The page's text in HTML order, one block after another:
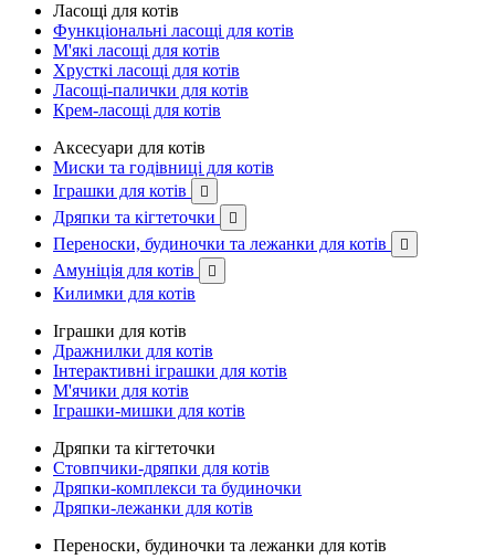
Ласощі для котів
Функціональні ласощі для котів
М'які ласощі для котів
Хрусткі ласощі для котів
Ласощі-палички для котів
Крем-ласощі для котів
Аксесуари для котів
Миски та годівниці для котів
Іграшки для котів

Дряпки та кігтеточки 
Переноски, будиночки та лежанки для котів 
Амуніція для котів 
Килимки для котів
Іграшки для котів
Дражнилки для котів
Інтерактивні іграшки для котів
М'ячики для котів
Іграшки-мишки для котів
Дряпки та кігтеточки
Стовпчики-дряпки для котів
Дряпки-комплекси та будиночки
Дряпки-лежанки для котів
Переноски, будиночки та лежанки для котів